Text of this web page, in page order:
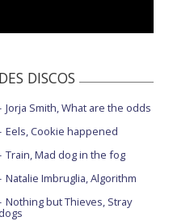
DISCOS
Jorja Smith, What are the odds
Eels, Cookie happened
Train, Mad dog in the fog
Natalie Imbruglia, Algorithm
Nothing but Thieves, Stray
dogs